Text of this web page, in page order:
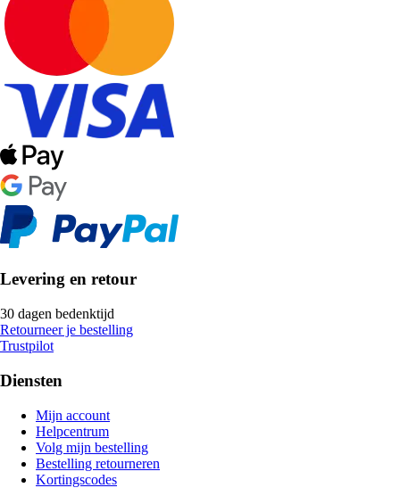
Levering en retour
30 dagen bedenktijd
Retourneer je bestelling
Trustpilot
Diensten
Mijn account
Helpcentrum
Volg mijn bestelling
Bestelling retourneren
Kortingscodes